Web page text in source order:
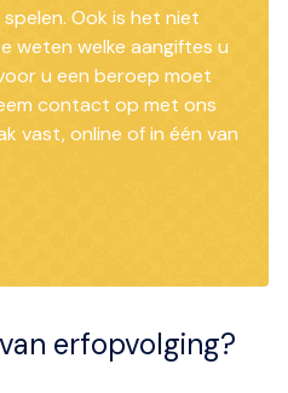
Ook is het niet
weten welke aangiftes u
u een beroep moet
contact op met ons
vast, online of in één van
erfopvolging?